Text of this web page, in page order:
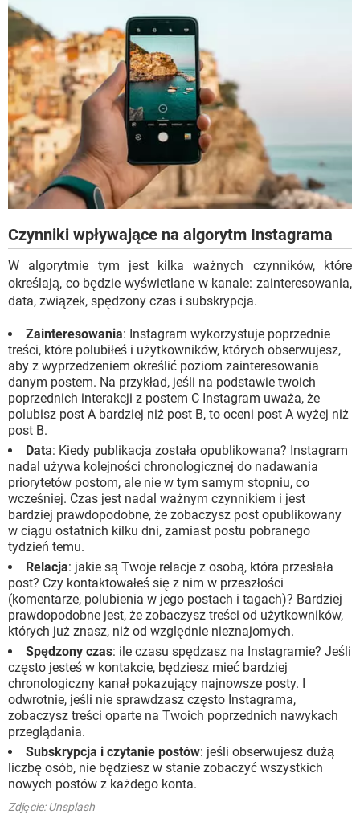
Czynniki wpływające na algorytm Instagrama
W algorytmie tym jest kilka ważnych czynników, które
określają, co będzie wyświetlane w kanale: zainteresowania,
data, związek, spędzony czas i subskrypcja.
Zainteresowania: Instagram wykorzystuje poprzednie
treści, które polubiłeś i użytkowników, których obserwujesz,
aby z wyprzedzeniem określić poziom zainteresowania
danym postem. Na przykład, jeśli na podstawie twoich
poprzednich interakcji z postem C Instagram uważa, że ​​
polubisz post A bardziej niż post B, to oceni post A wyżej niż
post B.
Data: Kiedy publikacja została opublikowana? Instagram
nadal używa kolejności chronologicznej do nadawania
priorytetów postom, ale nie w tym samym stopniu, co
wcześniej. Czas jest nadal ważnym czynnikiem i jest
bardziej prawdopodobne, że zobaczysz post opublikowany
w ciągu ostatnich kilku dni, zamiast postu pobranego
tydzień temu.
Relacja: jakie są Twoje relacje z osobą, która przesłała
post? Czy kontaktowałeś się z nim w przeszłości
(komentarze, polubienia w jego postach i tagach)? Bardziej
prawdopodobne jest, że zobaczysz treści od użytkowników,
których już znasz, niż od względnie nieznajomych.
Spędzony czas: ile czasu spędzasz na Instagramie? Jeśli
często jesteś w kontakcie, będziesz mieć bardziej
chronologiczny kanał pokazujący najnowsze posty. I
odwrotnie, jeśli nie sprawdzasz często Instagrama,
zobaczysz treści oparte na Twoich poprzednich nawykach
przeglądania.
Subskrypcja i czytanie postów: jeśli obserwujesz dużą
liczbę osób, nie będziesz w stanie zobaczyć wszystkich
nowych postów z każdego konta.
Zdjęcie: Unsplash